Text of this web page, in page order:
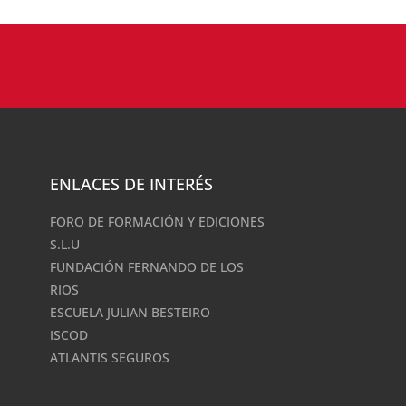
ENLACES DE INTERÉS
FORO DE FORMACIÓN Y EDICIONES
S.L.U
FUNDACIÓN FERNANDO DE LOS
RIOS
ESCUELA JULIAN BESTEIRO
ISCOD
ATLANTIS SEGUROS